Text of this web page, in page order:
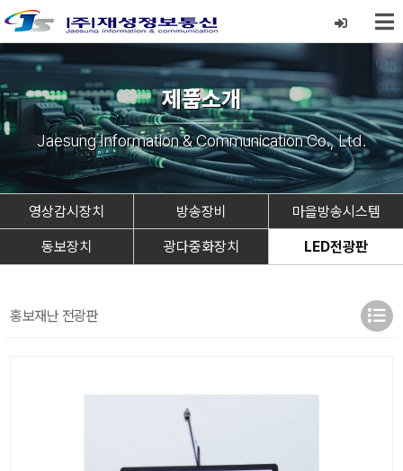
제품소개
Jaesung Information & Communication Co., Ltd.
영상감시장치 방송장비 마을방송시스템
동보장치 광다중화장치 LED전광판
홍보재난 전광판